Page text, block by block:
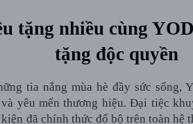
tặng nhiều cùng
tặng độc quyền
tia nắng mùa hè đầy sức sống,
yêu mến thương hiệu. Đại tiệc
đã chính thức đổ bộ trên toàn hệ